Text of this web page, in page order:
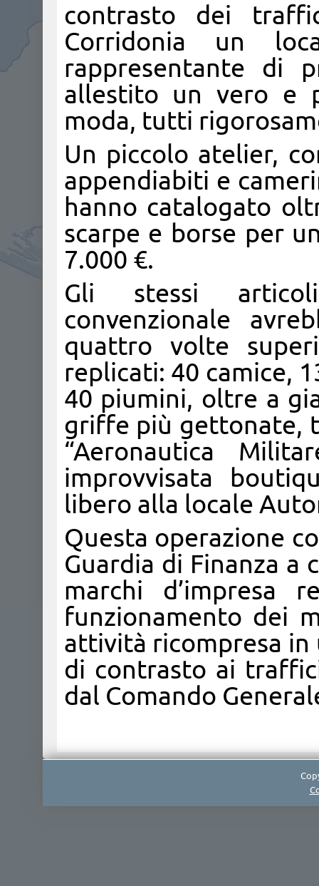
contrasto dei
Corridonia un
rappresentante di
allestito un vero e
moda, tutti
Un piccolo atelier,
appendiabiti e
hanno catalogato
scarpe e borse per
7.000 €.
Gli stessi
convenzionale
quattro volte
replicati: 40 camice,
40 piumini, oltre a
griffe più gettonate,
“Aeronautica
improvvisata
libero alla locale
Questa operazione
Guardia di Finanza
marchi d’impresa
funzionamento dei
attività ricompresa
di contrasto ai
dal Comando